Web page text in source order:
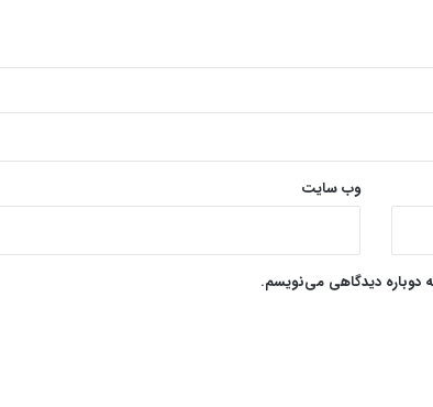
وب‌ سایت
دوباره دیدگاهی می‌نویسم.